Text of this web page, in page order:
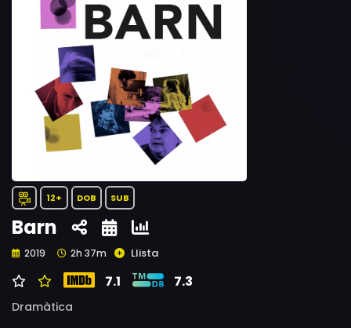
12+ DOB SUB
Barn
2019 2h 37m Llista
7.1 7.3
Dramàtica